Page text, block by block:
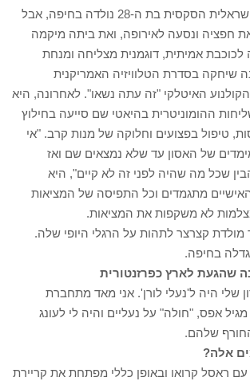
הערצה והצלחה. הישראלית הסקסית בת ה-28 נולדה בחיפה, אבל
17 ארזה את חפציה ונסעה לאירופה, ואת ביתה מיקמה
אמיתית, דוגמנית מצליחה ומנחת
שיחקה בסדרת הטלוויזיה האמריקנית
האיטלקי "זה עתה נשאו". לאחרונה, היא
ההומוניטרית בהיאטי שם סייעה בחילוץ
טיפול בפצועים וחלוקה של מנות קרב. "אי
של האסון עד שלא נמצאים שם ואז
שכל מה שהיה לפני זה לא קיים", היא
מתגמדים וכל התפיסה של המציאות
לא משקפות את המציאות.
מולדת קצרצר לתהות על הרגלי היופי שלה.
בחיפה.
שהגעת לארץ כפרזנטורית
שלי היה ל'נעלי לורן'. אני מאד מתחברת
אפס, "חולה" על נעליים והיה לי לעונג
שלהם.
אלה?
ראסל קרואו ובאופן כללי מפתחת את קריירת